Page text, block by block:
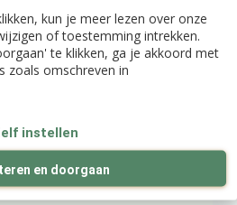
kun je meer lezen over onze
of toestemming intrekken.
te klikken, ga je akkoord met
zoals omschreven in
instellen
en doorgaan
pepo